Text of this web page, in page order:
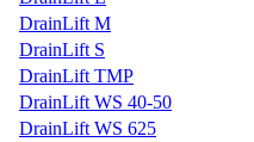
DrainLift M
DrainLift S
DrainLift TMP
DrainLift WS 40-50
DrainLift WS 625